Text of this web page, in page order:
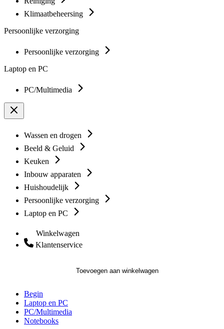
Klimaatbeheersing
Persoonlijke verzorging
Persoonlijke verzorging
Laptop en PC
PC/Multimedia
Wassen en drogen
Beeld & Geluid
Keuken
Inbouw apparaten
Huishoudelijk
Persoonlijke verzorging
Laptop en PC
Winkelwagen
Klantenservice
Toevoegen aan winkelwagen
Begin
Laptop en PC
PC/Multimedia
Notebooks